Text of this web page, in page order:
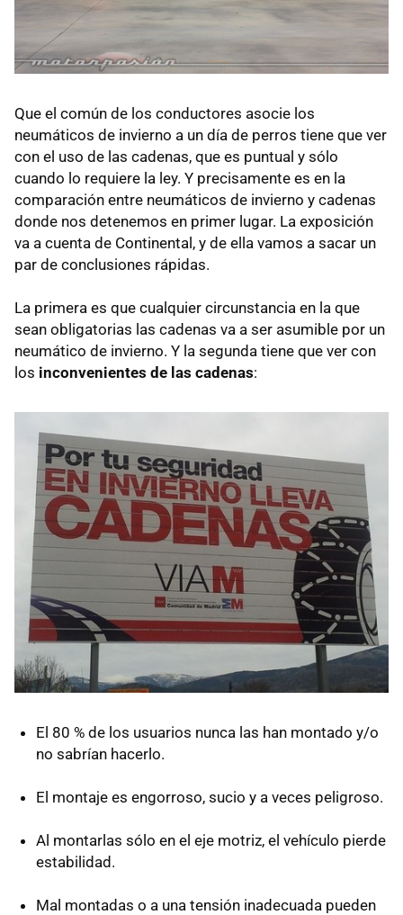
Que el común de los conductores asocie los
neumáticos de invierno a un día de perros tiene que ver
con el uso de las cadenas, que es puntual y sólo
cuando lo requiere la ley. Y precisamente es en la
comparación entre neumáticos de invierno y cadenas
donde nos detenemos en primer lugar. La exposición
va a cuenta de Continental, y de ella vamos a sacar un
par de conclusiones rápidas.
La primera es que cualquier circunstancia en la que
sean obligatorias las cadenas va a ser asumible por un
neumático de invierno. Y la segunda tiene que ver con
los inconvenientes de las cadenas:
El 80 % de los usuarios nunca las han montado y/o
no sabrían hacerlo.
El montaje es engorroso, sucio y a veces peligroso.
Al montarlas sólo en el eje motriz, el vehículo pierde
estabilidad.
Mal montadas o a una tensión inadecuada pueden